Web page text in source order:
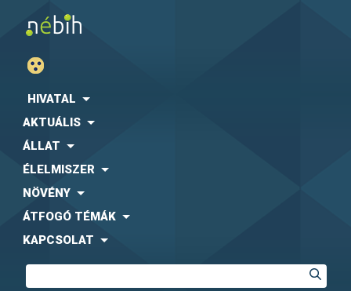
HIVATAL
AKTUÁLIS
ÁLLAT
ÉLELMISZER
NÖVÉNY
ÁTFOGÓ TÉMÁK
KAPCSOLAT